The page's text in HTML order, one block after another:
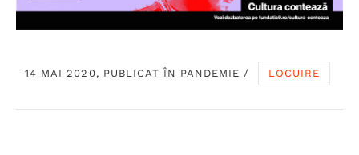
14 MAI 2020, PUBLICAT ÎN PANDEMIE / LOCUIRE